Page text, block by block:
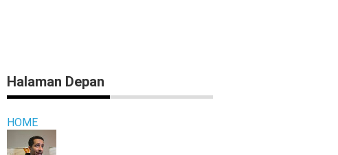
Halaman Depan
HOME